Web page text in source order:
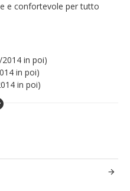
e confortevole per tutto
in poi)
in poi)
in poi)